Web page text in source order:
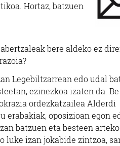
Hortaz, batzuen
bere aldeko ez
Legebiltzarrean edo udal
ezinezkoa izaten da.
ordezkatzailea Alderdi
oposizioan egon
batzuen eta besteen arteko
luke izan jokabide zintzoa,